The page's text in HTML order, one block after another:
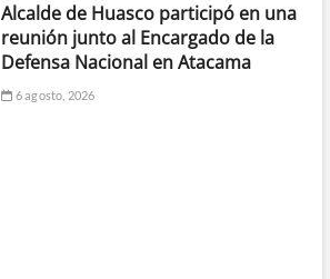
Alcalde de Huasco participó en una
reunión junto al Encargado de la
Defensa Nacional en Atacama
6 agosto, 2026